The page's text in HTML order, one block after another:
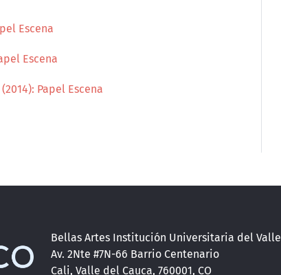
Escena
Escena
Papel Escena
Bellas Artes Institución Universitaria del Valle
Av. 2Nte #7N-66 Barrio Centenario
Cali, Valle del Cauca, 760001, CO